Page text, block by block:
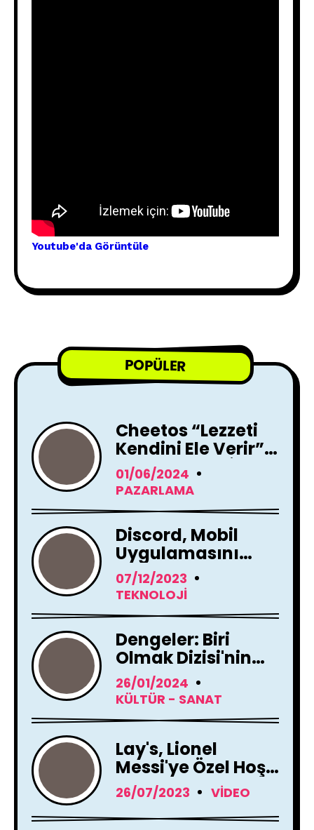
Youtube'da Görüntüle
POPÜLER
Cheetos “Lezzeti
Kendini Ele Verir”
Reklam Filmi İle
Yayında !
01/06/2024
PAZARLAMA
Discord, Mobil
Uygulamasını
Tamamen
Yenileme Kararı
07/12/2023
TEKNOLOJI
Dengeler: Biri
Olmak Dizisi'nin
Çekimleri Başladı !
26/01/2024
KÜLTÜR - SANAT
Lay's, Lionel
Messi'ye Özel Hoş
Geldin Mesajı!
26/07/2023 VIDEO